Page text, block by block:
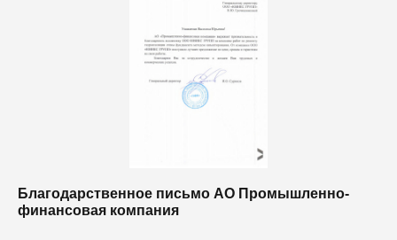
Благодарственное письмо АО Промышленно-
финансовая компания